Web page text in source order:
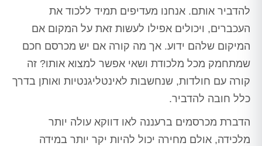
להדביר אותם. אנחנו מעדיפים תמיד ללכוד את
העכברים, ויכולים אפילו לעשות זאת על המקום אם
המיקום שלהם ידוע. אך מה קורה אם יש מכרסם חכם
שמתחמק מכל מלכודת ושאי אפשר למצוא אותו? זה
קורה עם חולדות, שנחשבות לאינטליגנטיות ואותן בדרך
כלל חובה להדביר.
הדברת מכרסמים ברעננה לאו דווקא עולה יותר
מלכידה, אולם מחירה יכול להיות יקר יותר במידה